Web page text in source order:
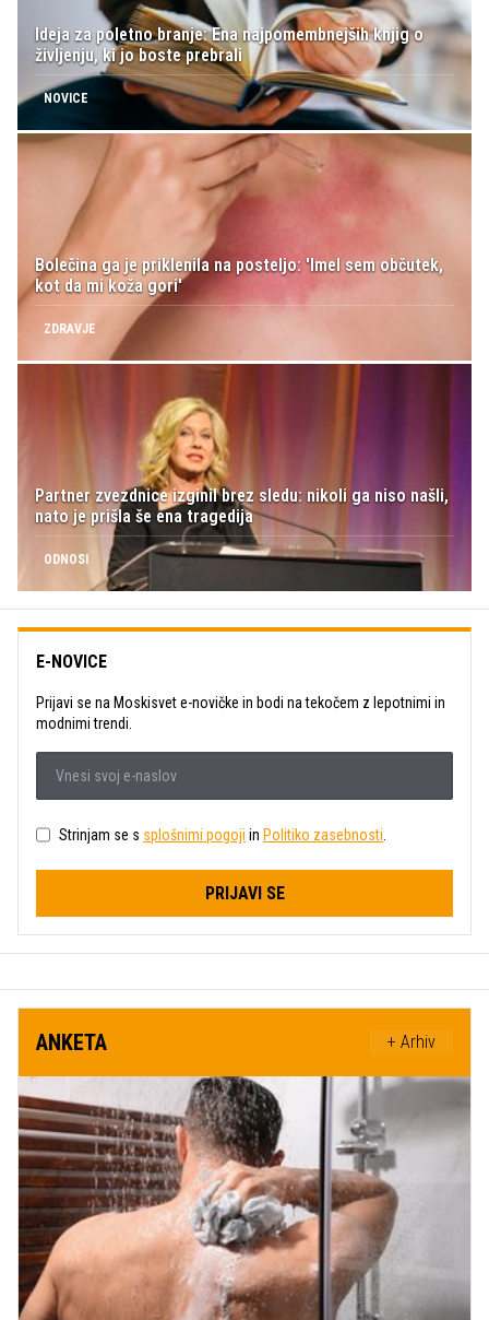
Ideja za poletno branje: Ena najpomembnejših knjig o
življenju, ki jo boste prebrali
NOVICE
Bolečina ga je priklenila na posteljo: 'Imel sem občutek,
kot da mi koža gori'
ZDRAVJE
Partner zvezdnice izginil brez sledu: nikoli ga niso našli,
nato je prišla še ena tragedija
ODNOSI
E-NOVICE
Prijavi se na Moskisvet e-novičke in bodi na tekočem z lepotnimi in
modnimi trendi.
Strinjam se s splošnimi pogoji in Politiko zasebnosti
PRIJAVI SE
ANKETA + Arhiv